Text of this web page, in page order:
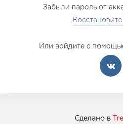
Забыли пароль от
Или войдите с
Сделано в